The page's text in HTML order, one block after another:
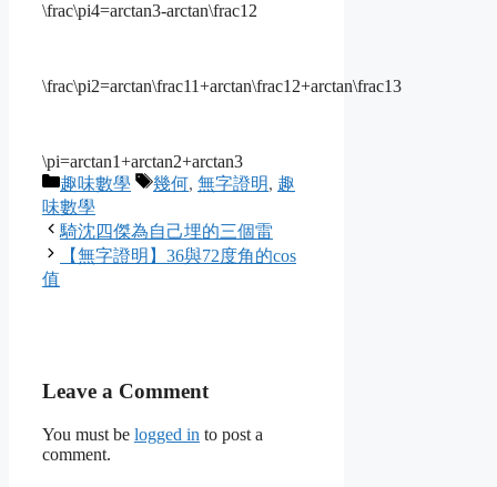
\frac\pi4=arctan3-arctan\frac12
\frac\pi2=arctan\frac11+arctan\frac12+arctan\frac13
\pi=arctan1+arctan2+arctan3
Categories
趣味數學 Tags
幾何, 無字證明, 趣
味數學
騎沈四傑為自己埋的三個雷
【無字證明】36與72度角的cos
值
Leave a Comment
You must be logged in to post a
comment.